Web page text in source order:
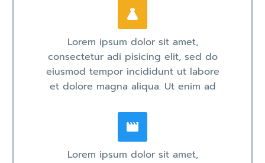


Lorem ipsum dolor sit amet,
consectetur adi pisicing elit, sed do
eiusmod tempor incididunt ut labore
et dolore magna aliqua. Ut enim ad


Lorem ipsum dolor sit amet,